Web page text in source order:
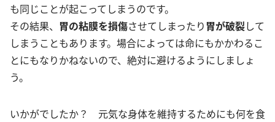
も同じことが起こってしまうのです。
その結果、 胃の粘膜を損傷させてしまったり胃が破裂して
しまうこともあります。場合によっては命にもかかわるこ
とにもなりかねないので、絶対に避けるようにしましょ
う。
いかがでしたか？ 元気な身体を維持するためにも何を食